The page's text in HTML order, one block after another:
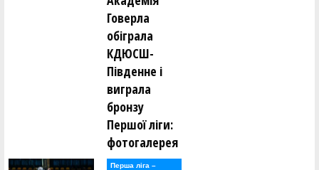
Говерла
обіграла
КДЮСШ-
Південне і
виграла
бронзу
Першої ліги:
фотогалерея
Перша лiга –